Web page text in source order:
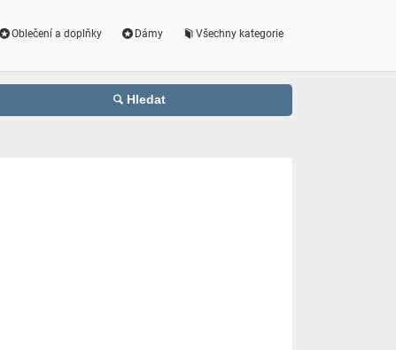
Oblečení a doplňky Dámy Všechny kategorie
Hledat